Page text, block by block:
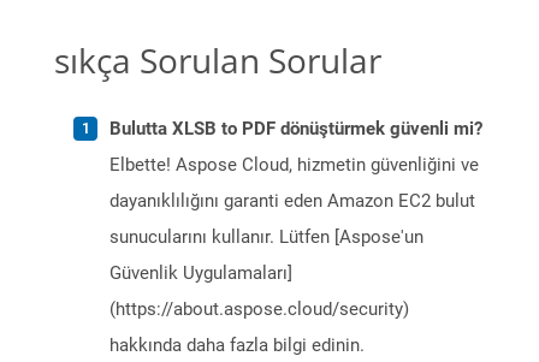
sıkça Sorulan Sorular
Bulutta XLSB to PDF dönüştürmek güvenli mi?
Elbette! Aspose Cloud, hizmetin güvenliğini ve
dayanıklılığını garanti eden Amazon EC2 bulut
sunucularını kullanır. Lütfen [Aspose'un
Güvenlik Uygulamaları]
(https://about.aspose.cloud/security)
hakkında daha fazla bilgi edinin.